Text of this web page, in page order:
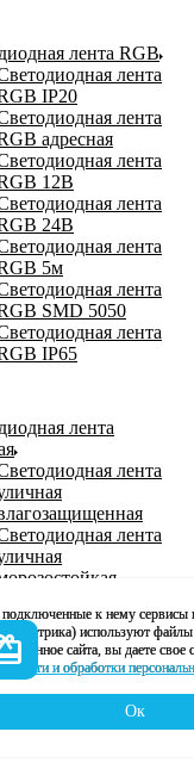
лента RGB
лента
IP20
лента
адресная
лента
12В
лента
24В
лента
5м
лента
SMD 5050
лента
IP65
лента
лента
лента
лента
лента
в силиконе
к нему сервисы
Метрика) используют
данное сайта, вы даете свое
и обработки
Ок